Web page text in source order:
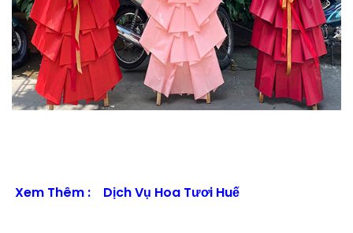
Xem Thêm : Dịch Vụ Hoa Tươi Huế